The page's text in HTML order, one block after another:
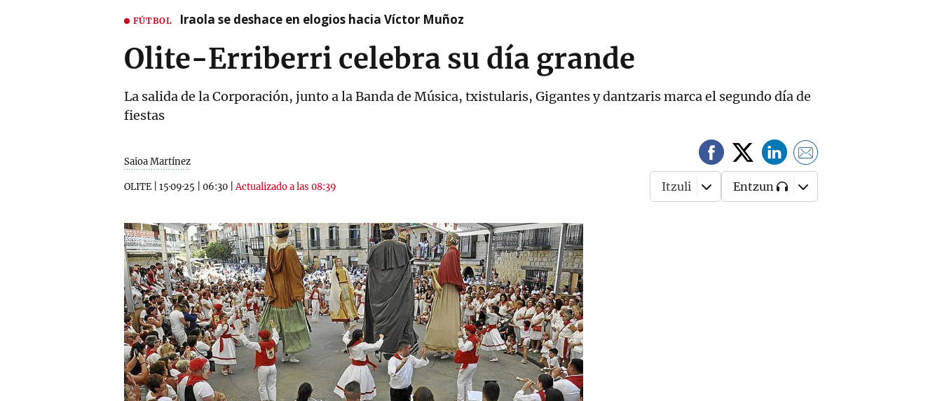
FÚTBOL Iraola se deshace en elogios hacia Víctor Muñoz
Olite-Erriberri celebra su día grande
La salida de la Corporación, junto a la Banda de Música, txistularis, Gigantes y dantzaris marca el segundo día de
fiestas
Saioa Martínez
OLITE 15·09·25 06:30 |Actualizado a las 08:39 Itzuli Entzun